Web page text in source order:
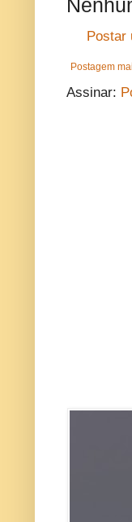
Postar
Postagem
Assinar: